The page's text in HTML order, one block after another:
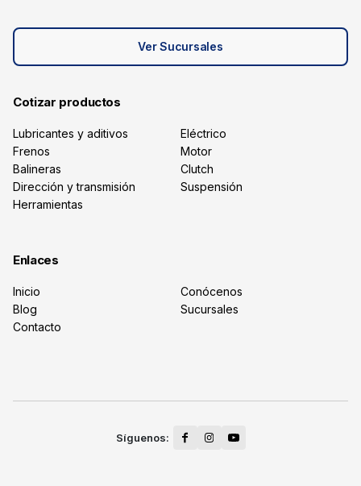
Ver Sucursales
Cotizar productos
Lubricantes y aditivos
Eléctrico
Frenos
Motor
Balineras
Clutch
Dirección y transmisión
Suspensión
Herramientas
Enlaces
Inicio
Conócenos
Blog
Sucursales
Contacto